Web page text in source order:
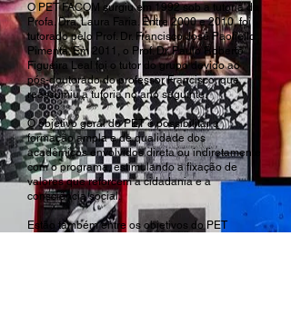
O PET FACOM surgiu em 1992 sob a tutoria da
Profa. Dra. Laura Faria. Entre 2000 e 2010, foi
tutorado pelo Prof. Dr. Francisco José Paoliello
Pimenta. Em 2011, o Prof. Dr. Paulo Roberto
Figueira Leal foi o tutor do grupo devido ao
pós-doutorado do professor Francisco, que
reassumiu a tutoria no ano seguinte.
O objetivo geral do PET é possibilitar a
formação ampla e de qualidade dos
acadêmicos envolvidos direta ou indiretamente
com o programa, estimulando a fixação de
valores que reforcem a cidadania e a
consciência social.
Estão também entre os objetivos do PET